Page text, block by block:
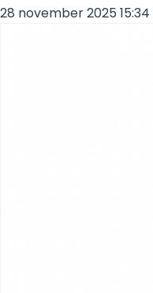
28 november 2025 15:34